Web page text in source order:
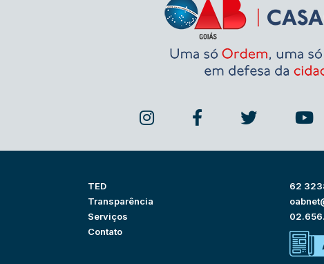
TED
Transparência
Serviços
Contato
62